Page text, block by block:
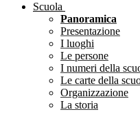
Scuola
Panoramica
Presentazione
I luoghi
Le persone
I numeri della
Le carte della
Organizzazione
La storia